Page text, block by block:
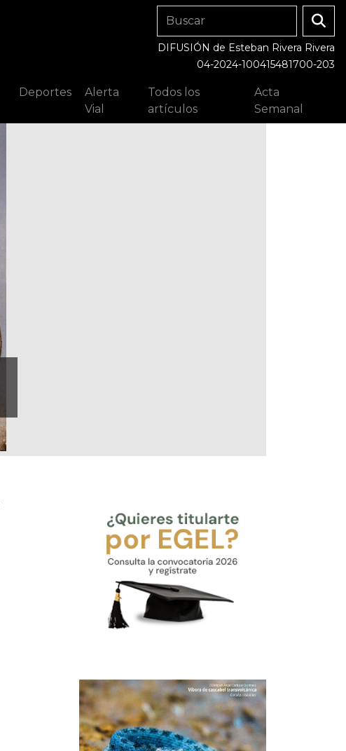
DIFUSIÓN de Esteban Rivera Rivera
04-2024-100415481700-203
Deportes
Alerta
Vial
Todos los
artículos
Acta
Semanal